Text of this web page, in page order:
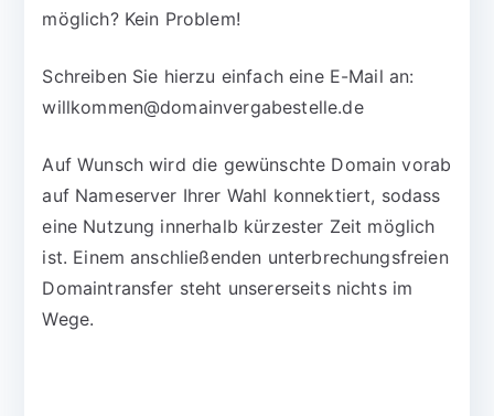
möglich? Kein Problem!
Schreiben Sie hierzu einfach eine E-Mail an:
willkommen@domainvergabestelle.de
Auf Wunsch wird die gewünschte Domain vorab
auf Nameserver Ihrer Wahl konnektiert, sodass
eine Nutzung innerhalb kürzester Zeit möglich
ist. Einem anschließenden unterbrechungsfreien
Domaintransfer steht unsererseits nichts im
Wege.